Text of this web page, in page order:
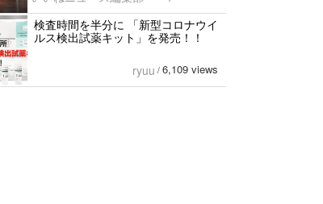
検査時間を半分に 「新型コロナウイ
ルス検出試薬キット」を発売！！
ryuu / 6,109 views